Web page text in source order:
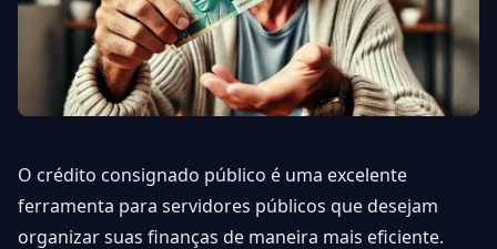
O crédito consignado público é uma excelente
ferramenta para servidores públicos que desejam
organizar suas finanças de maneira mais eficiente.